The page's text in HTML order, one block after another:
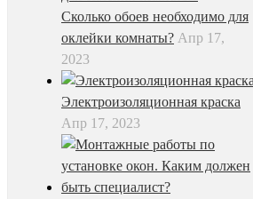
Сколько обоев необходимо для
оклейки комнаты? Апр 17,
2023
Электроизоляционная краска
Апр 17, 2023